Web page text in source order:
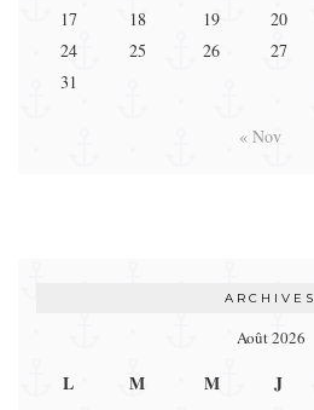
17
18 19 20
24
25 26 27
31
« Nov
ARCHIVES
Août 2026
L M M J